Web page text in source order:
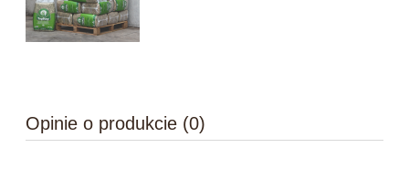
Opinie o produkcie (0)